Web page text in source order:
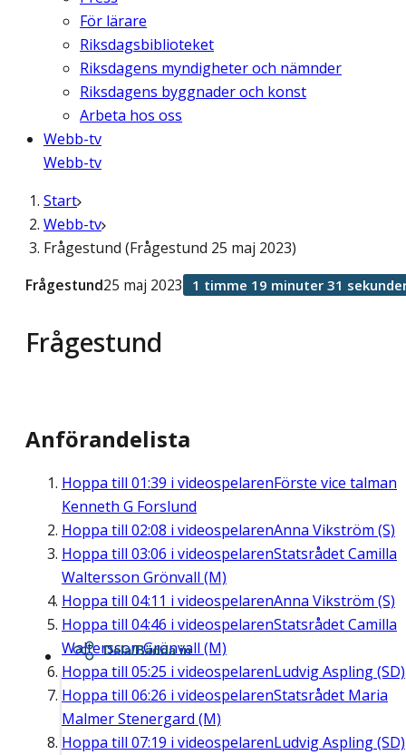
För lärare
Riksdagsbiblioteket
Riksdagens myndigheter och nämnder
Riksdagens byggnader och konst
Arbeta hos oss
Webb-tv
Webb-tv
Start
Webb-tv
Frågestund (Frågestund 25 maj 2023)
Frågestund
Frågestund25 maj 2023 1 timme 19 minuter 31
Anförandelista
Hoppa till 01:39 i videospelarenFörste vice talman
Kenneth G Forslund
Hoppa till 02:08 i videospelarenAnna Vikström (S)
Hoppa till 03:06 i videospelarenStatsrådet Camilla
Waltersson Grönvall (M)
Hoppa till 04:11 i videospelarenAnna Vikström (S)
Hoppa till 04:46 i videospelarenStatsrådet Camilla
Waltersson Grönvall (M)
Hoppa till 05:25 i videospelarenLudvig Aspling (SD)
Hoppa till 06:26 i videospelarenStatsrådet Maria
Malmer Stenergard (M)
Hoppa till 07:19 i videospelarenLudvig Aspling (SD)
Dela/Bädda in